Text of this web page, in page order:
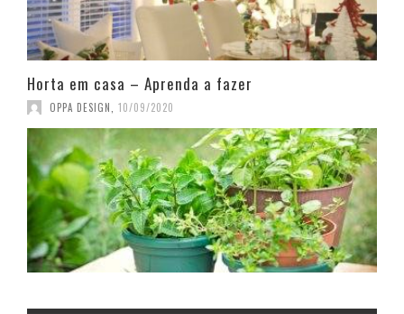
Horta em casa – Aprenda a fazer
OPPA DESIGN 10/09/2020